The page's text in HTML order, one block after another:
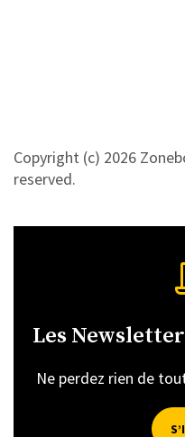
Copyright (c) 2026
reserved.
Les
Ne perdez rien de